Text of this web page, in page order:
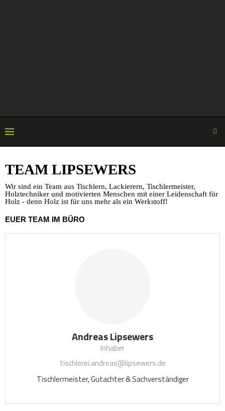
TEAM LIPSEWERS
Wir sind ein Team aus Tischlern, Lackierern, Tischlermeister,
Holztechniker und motivierten Menschen mit einer Leidenschaft für
Holz - denn Holz ist für uns mehr als ein Werkstoff!
EUER TEAM IM BÜRO
Andreas Lipsewers
Inhaber
tischlerei.andreas@lipsewers.de
Tischlermeister, Gutachter & Sachverständiger